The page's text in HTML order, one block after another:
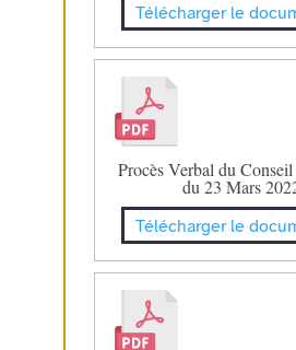
Télécharger le
Procès Verbal du
du 23 Mars
Télécharger le